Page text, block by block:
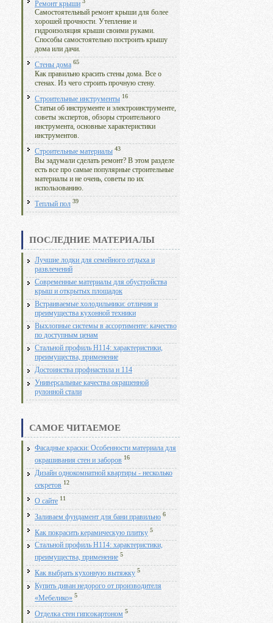
Ремонт крыши
Самостоятельный ремонт крыши для более
хорошей прочности. Утепление и
гидроизоляция крыши своими руками.
Способы самостоятельно построить крышу
дома или дачи.
Стены дома 65
Как правильно красить стены дома. Все о
стенах. Из чего строить прочную стену.
Строительные инструменты 16
Статьи об инструменте и электроинструменте,
советы экспертов, обзоры строительного
инструмента, основные характеристики
инструментов.
Строительные материалы 43
Вы задумали сделать ремонт? В этом разделе
есть все про самые популярные строительные
материалы и не очень, советы по их
использованию.
Теплый пол 39
ПОСЛЕДНИЕ МАТЕРИАЛЫ
Лучшие лодки для семейного отдыха и
развлечений
Современные материалы для обустройства
крыш и открытых площадок
Встраиваемые холодильники: отличия и
преимущества кухонной техники
Выхлопные системы в ассортименте: качество
по доступным ценам
Стальной профиль Н114: характеристики,
преимущества, применение
Достоинства профнастила н 114
Универсальные качества окрашенной
рулонной стали
САМОЕ ЧИТАЕМОЕ
Фасадные краски: Особенности материала для
окрашивания стен и заборов 16
Дизайн однокомнатной квартиры - несколько
секретов 12
О сайте 11
Заливаем фундамент для бани правильно 6
Как покрасить керамическую плитку 5
Стальной профиль Н114: характеристики,
преимущества, применение 5
Как выбрать кухонную вытяжку 5
Купить диван недорого от производителя
«Мебелико» 5
Отделка стен гипсокартоном 5